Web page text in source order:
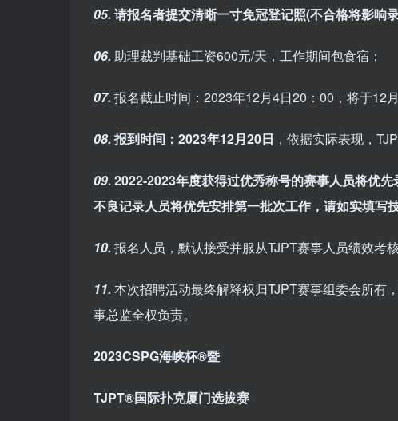
05. 请报名者提交清晰一寸免冠登记照(不合格将影响
06. 助理裁判基础工资600元/天，工作期间包食宿；
07. 报名截止时间：2023年12月4日20：00，将于12
08. 报到时间：2023年12月20日 ，依据实际表现，
09. 2022-2023年度获得过优秀称号的赛事人员将优
不良记录人员将优先安排第一批次工作，请如实填写
10. 报名人员，默认接受并服从TJPT赛事人员绩效考
11. 本次招聘活动最终解释权归TJPT赛事组委会所有
事总监全权负责。
2023CSPG海峡杯®暨
TJPT®国际扑克厦门选拔赛